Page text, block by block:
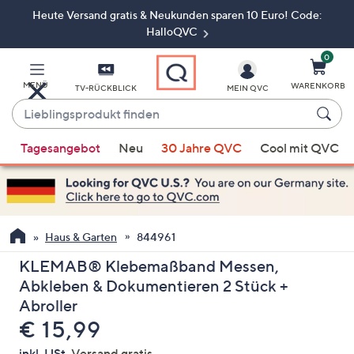
ZumHeute Versand gratis & Neukunden sparen 10 Euro! Code:
HalloQVC
MENÜ TV-RÜCKBLICK
Lieblingsprodukt
finden
Vorschläge
verfügbar
sind,
verwenden
Sie
die
Pfeiltasten
nach
oben
und
nach
MEIN QVC
0
WARENKORB
Tagesangebot Neu 30 Jahre QVC Cool mit QVC
Haus & Garten 844961
KLEMAB® Klebemaßband Messen,
Abkleben & Dokumentieren 2 Stück +
Abroller
Gelöscht
€ 15,99